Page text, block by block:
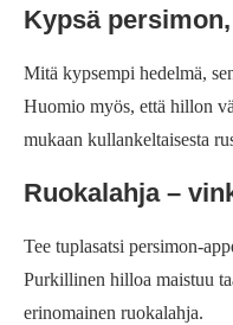
Kypsä
Mitä kypsempi hedelmä,
Huomio myös, että hillon
mukaan kullankeltaisesta
Ruokalahja –
Tee tuplasatsi persimon-
Purkillinen hilloa maistuu
erinomainen ruokalahja.